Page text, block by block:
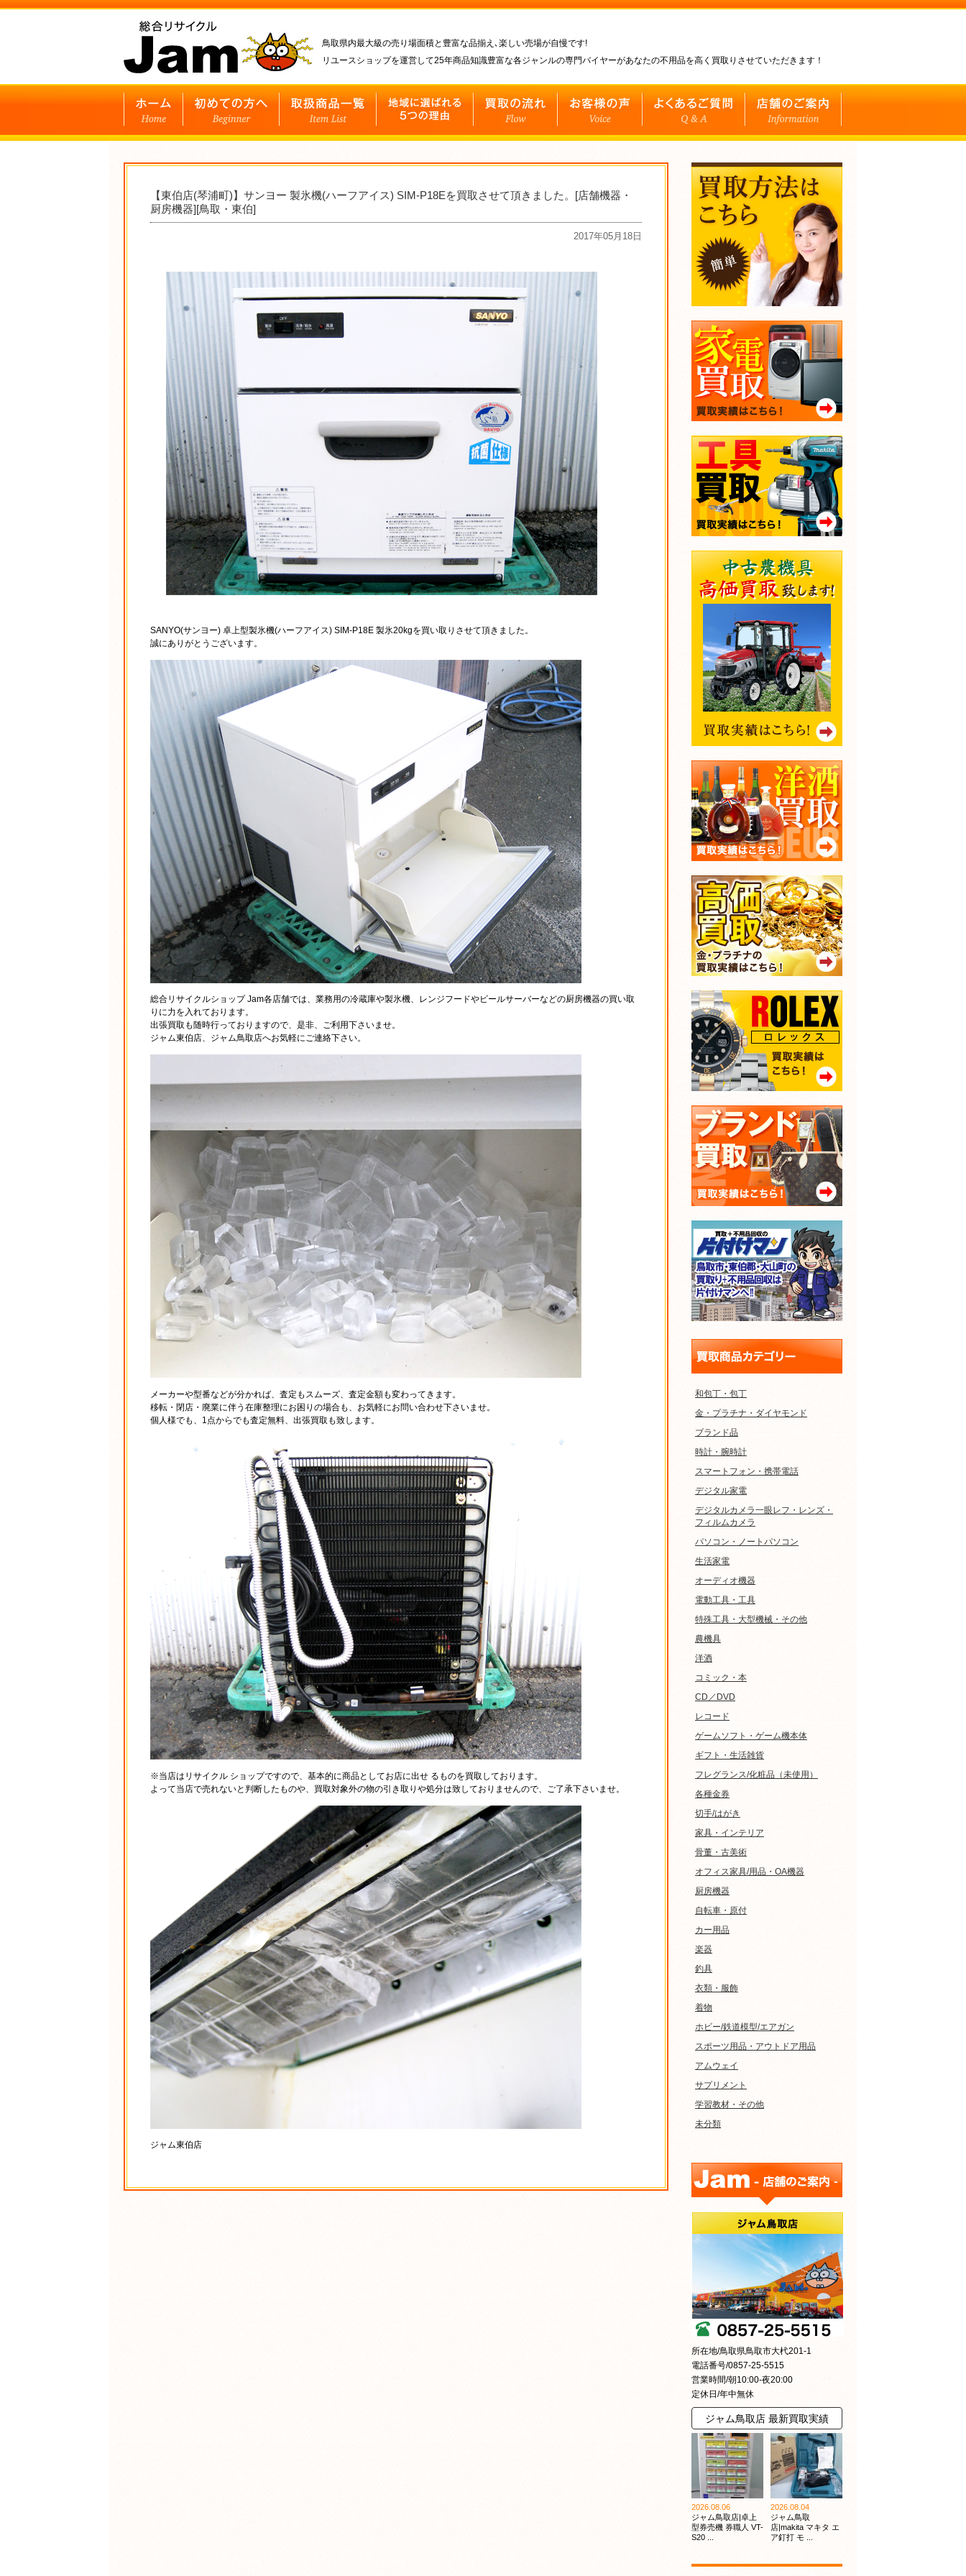
鳥取県内最大級の売り場面積と豊富な品揃え､楽しい売場が自慢です!
リユースショップを運営して25年商品知識豊富な各ジャンルの専門バイヤーがあなたの不用品を高く買取りさせていただきます！
【東伯店(琴浦町)】サンヨー 製氷機(ハーフアイス) SIM-P18Eを買取させて頂きました。[店舗機器・
厨房機器][鳥取・東伯]
2017年05月18日
SANYO(サンヨー) 卓上型製氷機(ハーフアイス) SIM-P18E 製氷20kgを買い取りさせて頂きました。
誠にありがとうございます。
総合リサイクルショップ Jam各店舗では、業務用の冷蔵庫や製氷機、レンジフードやビールサーバーなどの厨房機器の買い取
りに力を入れております。
出張買取も随時行っておりますので、是非、ご利用下さいませ。
ジャム東伯店、ジャム鳥取店へお気軽にご連絡下さい。
メーカーや型番などが分かれば、査定もスムーズ、査定金額も変わってきます。
移転・閉店・廃業に伴う在庫整理にお困りの場合も、お気軽にお問い合わせ下さいませ。
個人様でも、1点からでも査定無料、出張買取も致します。
※当店はリサイクル ショップですので、基本的に商品としてお店に出せ るものを買取しております。
よって当店で売れないと判断したものや、買取対象外の物の引き取りや処分は致しておりませんので、ご了承下さいませ。
ジャム東伯店
和包丁・包丁
金・プラチナ・ダイヤモンド
ブランド品
時計・腕時計
スマートフォン・携帯電話
デジタル家電
デジタルカメラ一眼レフ・レンズ・
フィルムカメラ
パソコン・ノートパソコン
生活家電
オーディオ機器
電動工具・工具
特殊工具・大型機械・その他
農機具
洋酒
コミック・本
CD／DVD
レコード
ゲームソフト・ゲーム機本体
ギフト・生活雑貨
フレグランス/化粧品（未使用）
各種金券
切手/はがき
家具・インテリア
骨董・古美術
オフィス家具/用品・OA機器
厨房機器
自転車・原付
カー用品
楽器
釣具
衣類・服飾
着物
ホビー/鉄道模型/エアガン
スポーツ用品・アウトドア用品
アムウェイ
サプリメント
学習教材・その他
未分類
所在地/鳥取県鳥取市大杙201-1
電話番号/0857-25-5515
営業時間/朝10:00-夜20:00
定休日/年中無休
ジャム鳥取店 最新買取実績
2026.08.06
ジャム鳥取店|卓上
型券売機 券職人 VT-
S20 ...
2026.08.04
ジャム鳥取
店|makita マキタ エ
ア釘打 モ ...